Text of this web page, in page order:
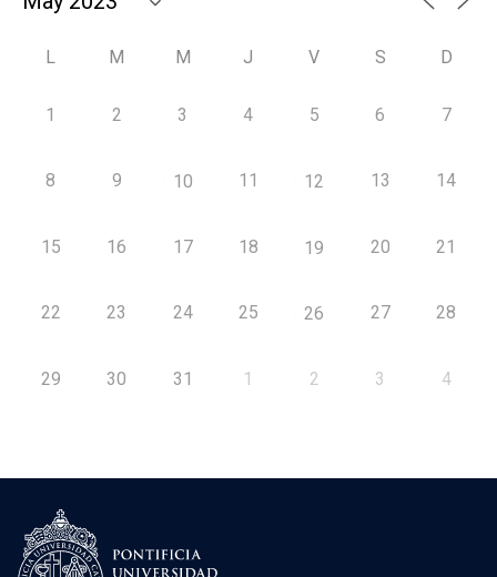
L M M J V S D
1 2 3 4 5 6 7
8 9 10 11 12 13 14
15 16 17 18 19 20 21
22 23 24 25 26 27 28
29 30 31 1 2 3 4